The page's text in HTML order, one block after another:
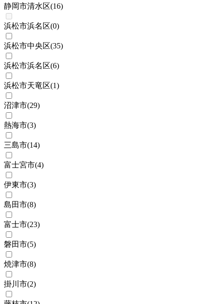
静岡市清水区(16)
浜松市浜名区(0)
浜松市中央区(35)
浜松市浜名区(6)
浜松市天竜区(1)
沼津市(29)
熱海市(3)
三島市(14)
富士宮市(4)
伊東市(3)
島田市(8)
富士市(23)
磐田市(5)
焼津市(8)
掛川市(2)